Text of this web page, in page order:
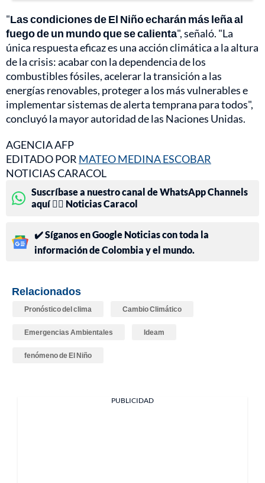
"Las condiciones de El Niño echarán más leña al
fuego de un mundo que se calienta", señaló. "La
única respuesta eficaz es una acción climática a la altura
de la crisis: acabar con la dependencia de los
combustibles fósiles, acelerar la transición a las
energías renovables, proteger a los más vulnerables e
implementar sistemas de alerta temprana para todos",
concluyó la mayor autoridad de las Naciones Unidas.
AGENCIA AFP
EDITADO POR MATEO MEDINA ESCOBAR
NOTICIAS CARACOL
Suscríbase a nuestro canal de WhatsApp Channels
aquí 👉🏻 Noticias Caracol
✔️ Síganos en Google Noticias con toda la
información de Colombia y el mundo.
Relacionados
Pronóstico del clima Cambio Climático
Emergencias Ambientales Ideam
fenómeno de El Niño
PUBLICIDAD